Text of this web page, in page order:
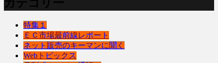
カテゴリー
特集１
ＥＣ市場最前線レポート
ネット販売のキーマンに聞く
Webトピックス